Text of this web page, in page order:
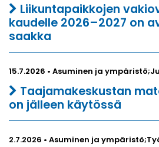
Liikuntapaikkojen
kaudelle 2026–2027 on
saakka
15.7.2026 • Asuminen ja
Taajamakeskustan
on jälleen käytössä
2.7.2026 • Asuminen ja